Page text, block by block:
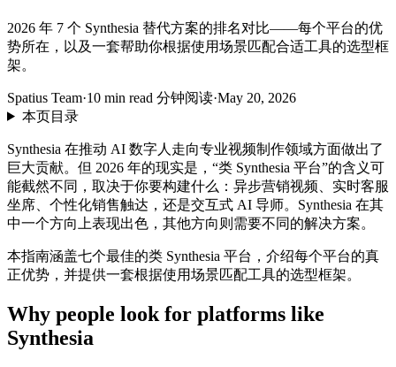
2026 年 7 个 Synthesia 替代方案的排名对比——每个平台的优
势所在，以及一套帮助你根据使用场景匹配合适工具的选型框
架。
Spatius Team·10 min read 分钟阅读·May 20, 2026
本页目录
Synthesia 在推动 AI 数字人走向专业视频制作领域方面做出了
巨大贡献。但 2026 年的现实是，“类 Synthesia 平台”的含义可
能截然不同，取决于你要构建什么：异步营销视频、实时客服
坐席、个性化销售触达，还是交互式 AI 导师。Synthesia 在其
中一个方向上表现出色，其他方向则需要不同的解决方案。
本指南涵盖七个最佳的类 Synthesia 平台，介绍每个平台的真
正优势，并提供一套根据使用场景匹配工具的选型框架。
Why people look for platforms like
Synthesia